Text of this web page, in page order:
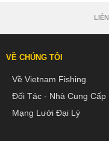
VỀ CHÚNG TÔI
Về Vietnam Fishing
Đối Tác - Nhà Cung Cấp
Mạng Lưới Đại Lý